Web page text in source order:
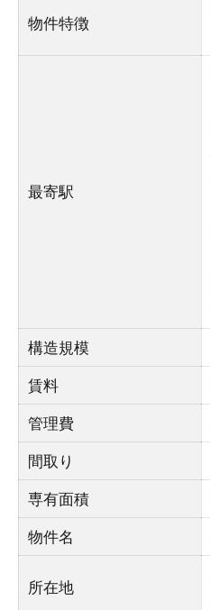
物件特徴
最寄駅
構造規模
賃料
管理費
間取り
専有面積
物件名
所在地